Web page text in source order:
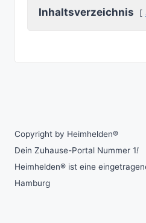
Inhaltsverzeichnis
Copyright by Heimhelden®
Dein Zuhause-Portal Nummer 1!
Heimhelden® ist eine
Hamburg